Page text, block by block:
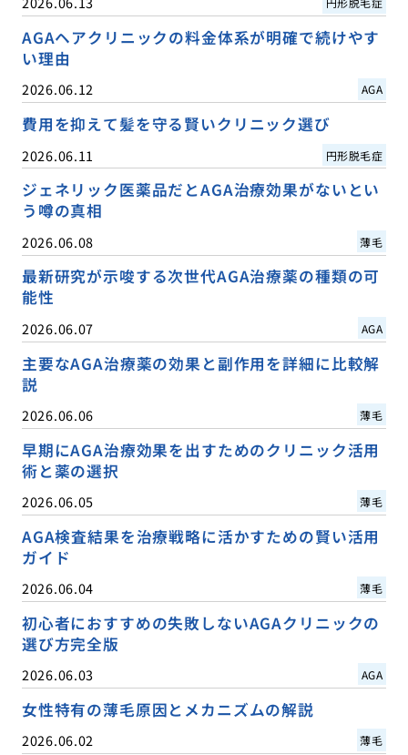
AGAヘアクリニックの料金体系が明確で続けやす
い理由
2026.06.12 AGA
費用を抑えて髪を守る賢いクリニック選び
2026.06.11 円形脱毛症
ジェネリック医薬品だとAGA治療効果がないとい
う噂の真相
2026.06.08 薄毛
最新研究が示唆する次世代AGA治療薬の種類の可
能性
2026.06.07 AGA
主要なAGA治療薬の効果と副作用を詳細に比較解
説
2026.06.06 薄毛
早期にAGA治療効果を出すためのクリニック活用
術と薬の選択
2026.06.05 薄毛
AGA検査結果を治療戦略に活かすための賢い活用
ガイド
2026.06.04 薄毛
初心者におすすめの失敗しないAGAクリニックの
選び方完全版
2026.06.03 AGA
女性特有の薄毛原因とメカニズムの解説
2026.06.02 薄毛